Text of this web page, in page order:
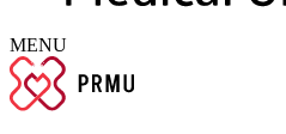
MENU